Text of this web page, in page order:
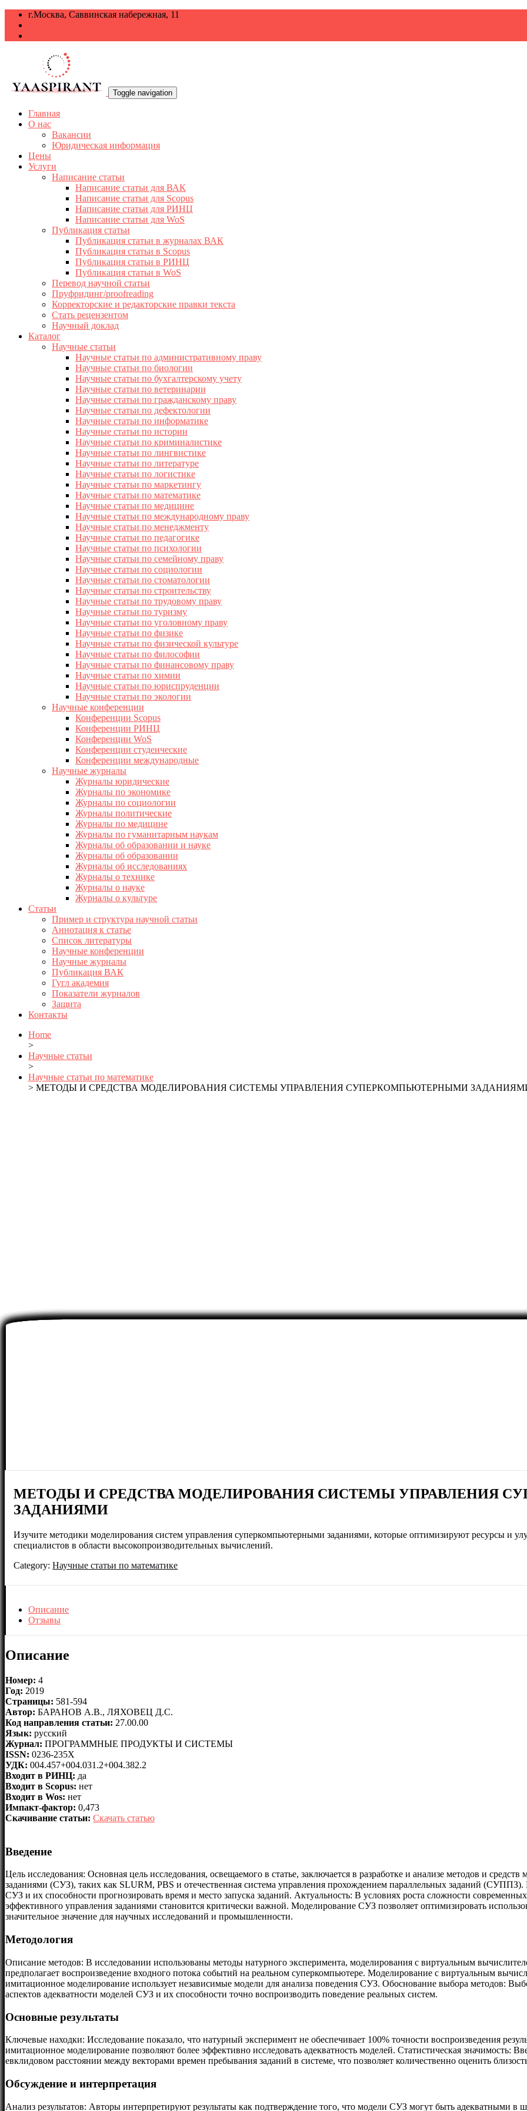
г.Москва, Саввинская набережная, 11
Toggle navigation
Главная
О нас
Вакансии
Юридическая информация
Цены
Услуги
Написание статьи
Написание статьи для ВАК
Написание статьи для Scopus
Написание статьи для РИНЦ
Написание статьи для WoS
Публикация статьи
Публикация статьи в журналах ВАК
Публикация статьи в Scopus
Публикация статьи в РИНЦ
Публикация статьи в WoS
Перевод научной статьи
Пруфридинг/proofreading
Корректорские и редакторские правки текста
Стать рецензентом
Научный доклад
Каталог
Научные статьи
Научные статьи по административному праву
Научные статьи по биологии
Научные статьи по бухгалтерскому учету
Научные статьи по ветеринарии
Научные статьи по гражданскому праву
Научные статьи по дефектологии
Научные статьи по информатике
Научные статьи по истории
Научные статьи по криминалистике
Научные статьи по лингвистике
Научные статьи по литературе
Научные статьи по логистике
Научные статьи по маркетингу
Научные статьи по математике
Научные статьи по медицине
Научные статьи по международному праву
Научные статьи по менеджменту
Научные статьи по педагогике
Научные статьи по психологии
Научные статьи по семейному праву
Научные статьи по социологии
Научные статьи по стоматологии
Научные статьи по строительству
Научные статьи по трудовому праву
Научные статьи по туризму
Научные статьи по уголовному праву
Научные статьи по физике
Научные статьи по физической культуре
Научные статьи по философии
Научные статьи по финансовому праву
Научные статьи по химии
Научные статьи по юриспруденции
Научные статьи по экологии
Научные конференции
Конференции Scopus
Конференции РИНЦ
Конференции WoS
Конференции студенческие
Конференции международные
Научные журналы
Журналы юридические
Журналы по экономике
Журналы по социологии
Журналы политические
Журналы по медицине
Журналы по гуманитарным наукам
Журналы об образовании и науке
Журналы об образовании
Журналы об исследованиях
Журналы о технике
Журналы о науке
Журналы о культуре
Статьи
Пример и структура научной статьи
Аннотация к статье
Список литературы
Научные конференции
Научные журналы
Публикация ВАК
Гугл академия
Показатели журналов
Защита
Контакты
Home
>
Научные статьи
>
Научные статьи по математике
> МЕТОДЫ И СРЕДСТВА МОДЕЛИРОВАНИЯ СИСТЕМЫ УПРАВЛЕНИЯ СУПЕРКОМПЬЮТЕРНЫМИ
МЕТОДЫ И СРЕДСТВА МОДЕЛИРОВАНИЯ СИСТЕМЫ УПРАВЛЕНИЯ
ЗАДАНИЯМИ
Изучите методики моделирования систем управления суперкомпьютерными заданиями, которые оптимизируют ресурсы и
специалистов в области высокопроизводительных вычислений.
Category:Научные статьи по математике
Описание
Отзывы
Описание
Номер: 4
Год: 2019
Страницы: 581-594
Автор: БАРАНОВ А.В., ЛЯХОВЕЦ Д.С.
Код направления статьи: 27.00.00
Язык: русский
Журнал: ПРОГРАММНЫЕ ПРОДУКТЫ И СИСТЕМЫ
ISSN: 0236-235X
УДК: 004.457+004.031.2+004.382.2
Входит в РИНЦ: да
Входит в Scopus: нет
Входит в Wos: нет
Импакт-фактор: 0,473
Скачивание статьи: Скачать статью
Введение
Цель исследования: Основная цель исследования, освещаемого в статье, заключается в разработке и анализе методов и
заданиями (СУЗ), таких как SLURM, PBS и отечественная система управления прохождением параллельных заданий (СУППЗ).
СУЗ и их способности прогнозировать время и место запуска заданий. Актуальность: В условиях роста сложности
эффективного управления заданиями становится критически важной. Моделирование СУЗ позволяет оптимизировать
значительное значение для научных исследований и промышленности.
Методология
Описание методов: В исследовании использованы методы натурного эксперимента, моделирования с виртуальным
предполагает воспроизведение входного потока событий на реальном суперкомпьютере. Моделирование с виртуальным
имитационное моделирование использует независимые модели для анализа поведения СУЗ. Обоснование выбора методов:
аспектов адекватности моделей СУЗ и их способности точно воспроизводить поведение реальных систем.
Основные результаты
Ключевые находки: Исследование показало, что натурный эксперимент не обеспечивает 100% точности воспроизведения
имитационное моделирование позволяют более эффективно исследовать адекватность моделей. Статистическая значимость:
евклидовом расстоянии между векторами времен пребывания заданий в системе, что позволяет количественно оценить
Обсуждение и интерпретация
Анализ результатов: Авторы интерпретируют результаты как подтверждение того, что модели СУЗ могут быть адекватными